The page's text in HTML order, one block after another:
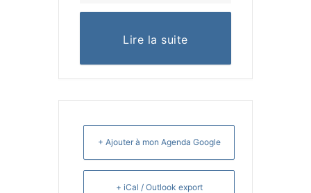
Lire la suite
+ Ajouter à mon Agenda Google
+ iCal / Outlook export